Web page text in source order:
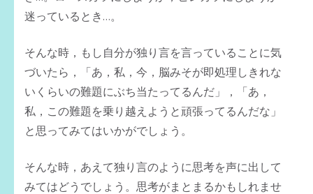
迷っているとき…。
そんな時，もし自分が独り言を言っていることに気
づいたら，「あ，私，今，脳みそが即処理しきれな
いくらいの難題にぶち当たってるんだ」，「あ，
私，この難題を乗り越えようと頑張ってるんだな」
と思ってみてはいかがでしょう。
そんな時，あえて独り言のように思考を声に出して
みてはどうでしょう。思考がまとまるかもしれませ